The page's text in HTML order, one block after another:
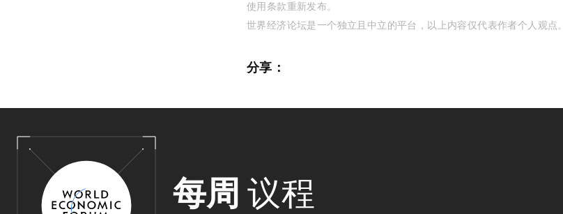
使用条款重新发布。
世界经济论坛是一个独立且中立的平台，以上内容仅代表作者个人观点。
分享：
每周 议程